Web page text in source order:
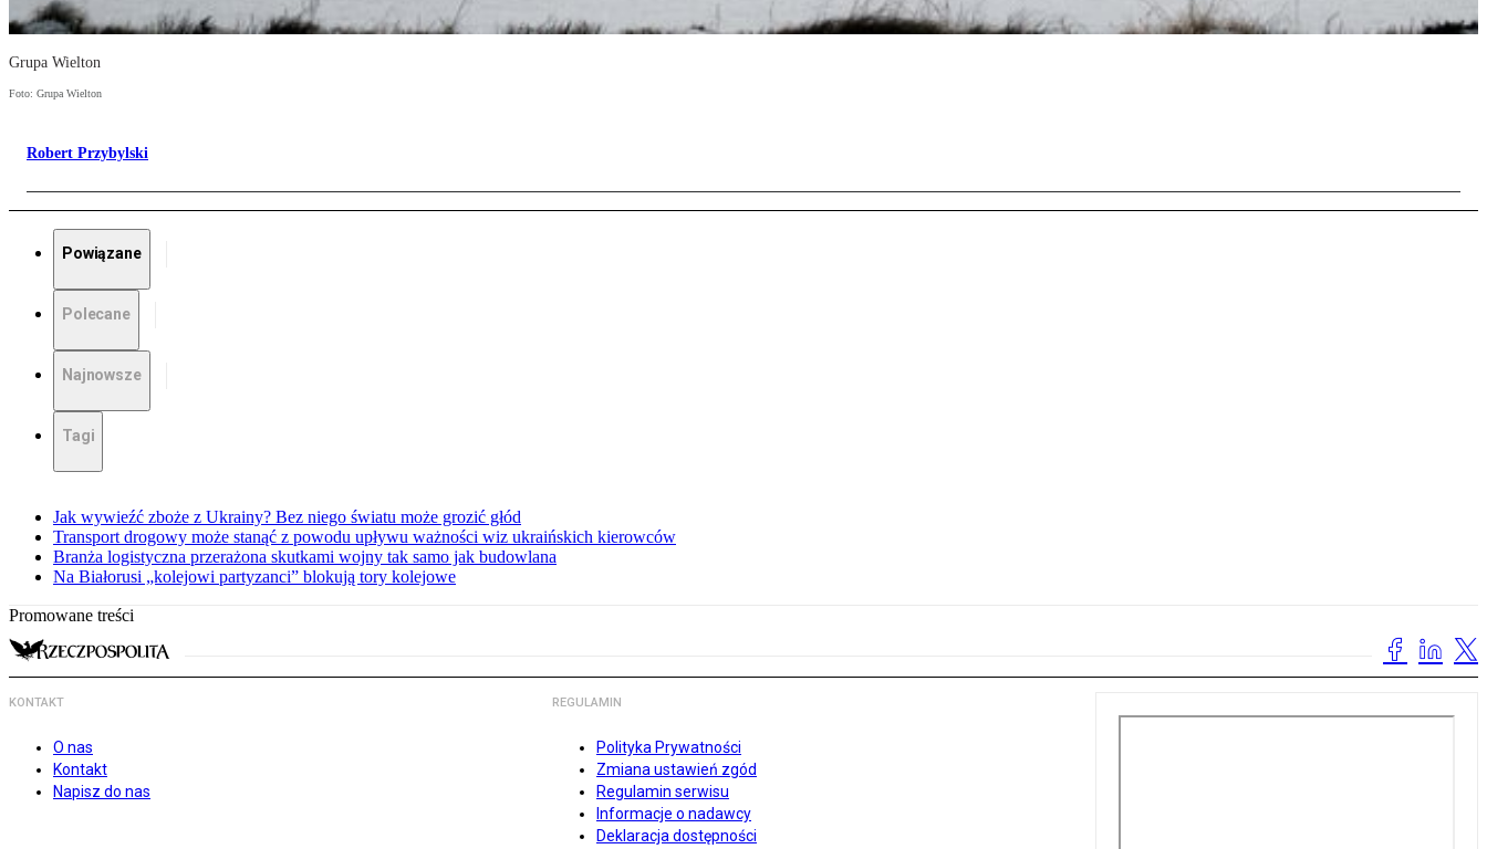
Grupa Wielton
Foto: Grupa Wielton
Robert Przybylski
Powiązane
Polecane
Najnowsze
Tagi
Jak wywieźć zboże z Ukrainy? Bez niego światu może grozić głód
Transport drogowy może stanąć z powodu upływu ważności wiz ukraińskich kierowców
Branża logistyczna przerażona skutkami wojny tak samo jak budowlana
Na Białorusi „kolejowi partyzanci” blokują tory kolejowe
Promowane treści
KONTAKT
O nas
Kontakt
Napisz do nas
REGULAMIN
Polityka Prywatności
Zmiana ustawień zgód
Regulamin serwisu
Informacje o nadawcy
Deklaracja dostępności